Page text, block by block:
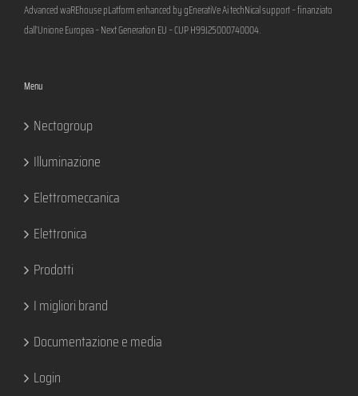
Advanced waREhouse pLatform enhanced by gEneratiVe Ai techNical support – finanziato
dall’Unione Europea – Next Generation EU – CUP H99J25000740004.
Menu
Nectogroup
Illuminazione
Elettromeccanica
Elettronica
Prodotti
I migliori brand
Documentazione e media
Login